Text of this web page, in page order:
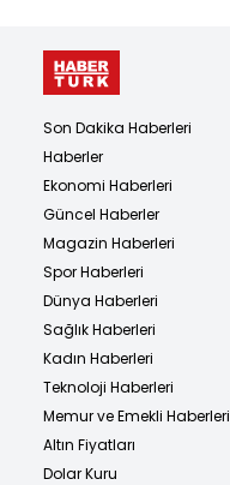
Son Dakika Haberleri
Haberler
Ekonomi Haberleri
Güncel Haberler
Magazin Haberleri
Spor Haberleri
Dünya Haberleri
Sağlık Haberleri
Kadın Haberleri
Teknoloji Haberleri
Memur ve Emekli Haberleri
Altın Fiyatları
Dolar Kuru